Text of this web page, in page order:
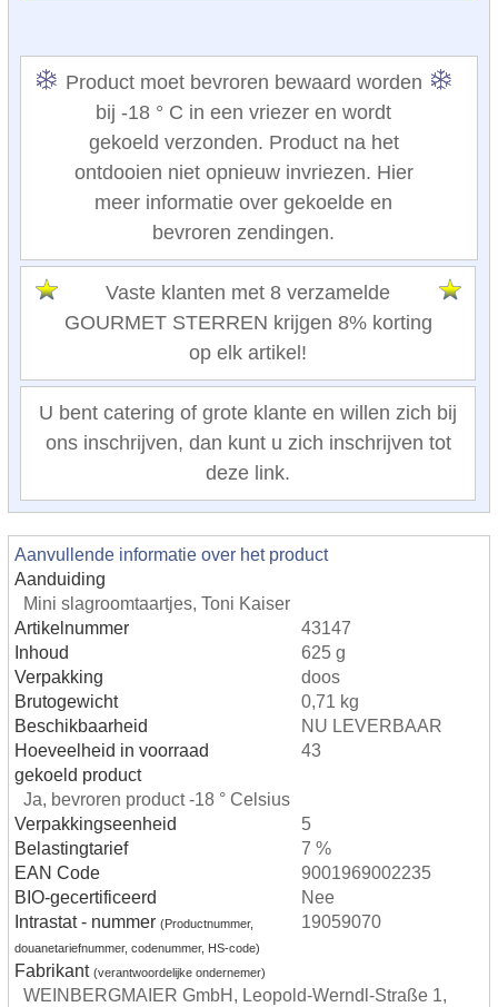
Product moet bevroren bewaard worden
bij -18 ° C in een vriezer en wordt
gekoeld verzonden. Product na het
ontdooien niet opnieuw invriezen. Hier
meer informatie over gekoelde en
bevroren zendingen.
Vaste klanten met 8 verzamelde
GOURMET STERREN krijgen 8% korting
op elk artikel!
U bent catering of grote klante en willen zich bij
ons inschrijven, dan kunt u zich inschrijven tot
deze link.
Aanvullende informatie over het product
Aanduiding
Mini slagroomtaartjes, Toni Kaiser
Artikelnummer
43147
Inhoud
625 g
Verpakking
doos
Brutogewicht
0,71 kg
Beschikbaarheid
NU LEVERBAAR
Hoeveelheid in voorraad
43
gekoeld product
Ja, bevroren product -18 ° Celsius
Verpakkingseenheid
5
Belastingtarief
7 %
EAN Code
9001969002235
BIO-gecertificeerd
Nee
Intrastat - nummer (Productnummer,
douanetariefnummer, codenummer, HS-code)
19059070
Fabrikant (verantwoordelijke ondernemer)
WEINBERGMAIER GmbH, Leopold-Werndl-Straße 1,